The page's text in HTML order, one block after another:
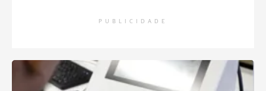
PUBLICIDADE